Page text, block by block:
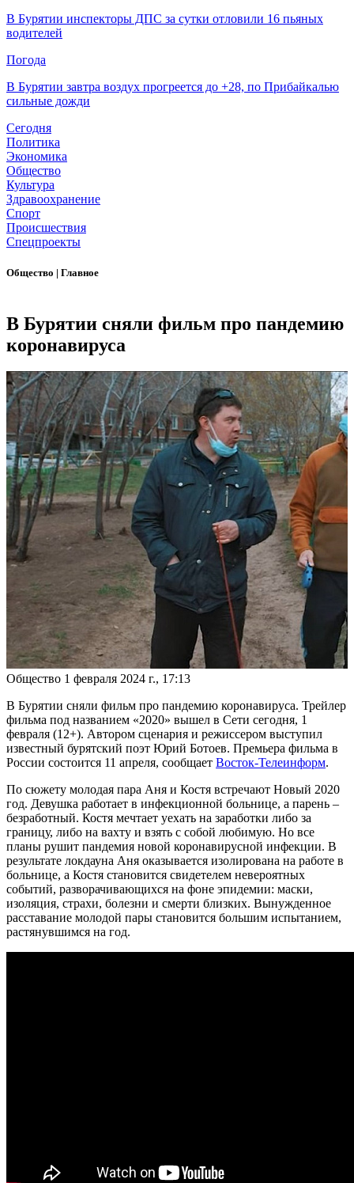
В Бурятии инспекторы ДПС за сутки отловили 16 пьяных
водителей
Погода
В Бурятии завтра воздух прогреется до +28, по Прибайкалью
сильные дожди
Сегодня
Политика
Экономика
Общество
Культура
Здравоохранение
Спорт
Происшествия
Спецпроекты
Общество | Главное
В Бурятии сняли фильм про пандемию
коронавируса
Общество 1 февраля 2024 г., 17:13
В Бурятии сняли фильм про пандемию коронавируса. Трейлер
фильма под названием «2020» вышел в Сети сегодня, 1
февраля (12+). Автором сценария и режиссером выступил
известный бурятский поэт Юрий Ботоев. Премьера фильма в
России состоится 11 апреля, сообщает Восток-Телеинформ.
По сюжету молодая пара Аня и Костя встречают Новый 2020
год. Девушка работает в инфекционной больнице, а парень –
безработный. Костя мечтает уехать на заработки либо за
границу, либо на вахту и взять с собой любимую. Но все
планы рушит пандемия новой коронавирусной инфекции. В
результате локдауна Аня оказывается изолирована на работе в
больнице, а Костя становится свидетелем невероятных
событий, разворачивающихся на фоне эпидемии: маски,
изоляция, страхи, болезни и смерти близких. Вынужденное
расставание молодой пары становится большим испытанием,
растянувшимся на год.